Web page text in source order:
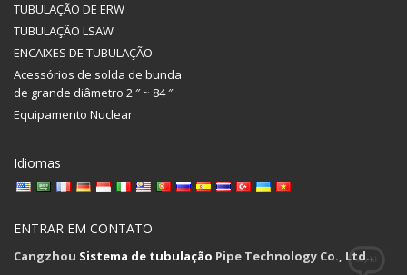
TUBULAÇÃO DE ERW
TUBULAÇÃO LSAW
ENCAIXES DE TUBULAÇÃO
Acessórios de solda de bunda
de grande diâmetro 2 ″ ~ 84 ″
Equipamento Nuclear
Idiomas
ENTRAR EM CONTATO
Cangzhou Sistema de tubulação Pipe Technology Co., Ltd..